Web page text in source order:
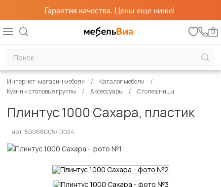
Гарантия качества. Цены еще ниже!
0
Интернет-магазин мебели
Каталог мебели
Кухни и столовые группы
Аксессуары Столешницы
Плинтус 1000 Сахара, пластик
арт. 5006800540024